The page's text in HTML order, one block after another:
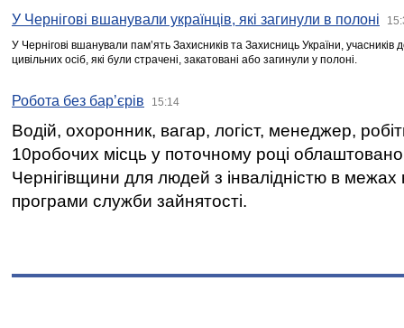
У Чернігові вшанували українців, які загинули в полоні
У Чернігові вшанували пам’ять Захисників та Захисниць України,
цивільних осіб, які були страчені, закатовані або загинули у полоні.
Робота без бар’єрів 15:14
Водій, охоронник, вагар, логіст, менеджер,
10робочих місць у поточному році
Чернігівщини для людей з інвалідністю в межах
програми служби зайнятості.